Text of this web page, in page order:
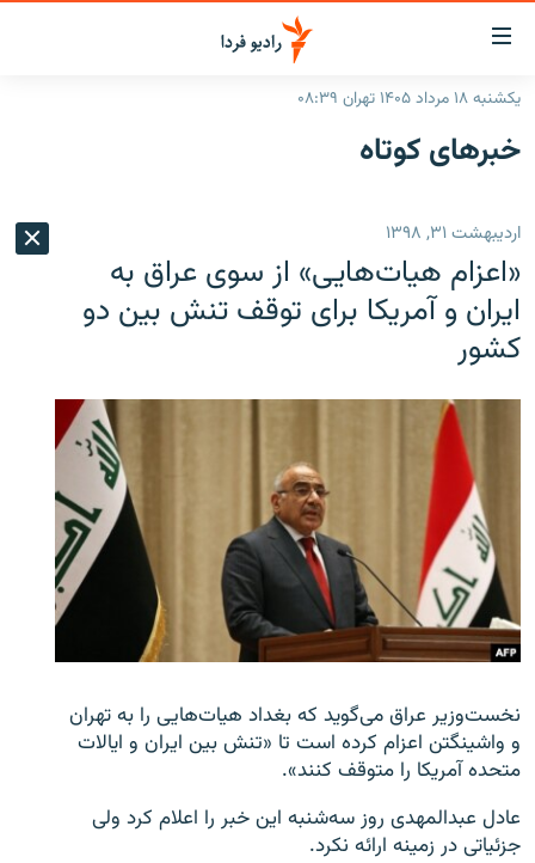
لینک‌های
قابلیت
دسترسی
بازگشت
اصلی
رفتن
صفحه
جستجو
ایران
رادیو
انتخاب کنید و بشنوید
برنامه‌های رادیویی
پادکست
چندرسانه‌ای
گزارش‌های ویدئویی
English
به ما بپیوندید
یکشنبه ۱۸ مرداد ۱۴۰۵ تهران ۰۸:۳۹
خبرهای کوتاه
اردیبهشت ۳۱, ۱۳۹۸
«اعزام هیات‌هایی» از سوی عراق به
ایران و آمریکا برای توقف تنش بین دو
کشور
نخست‌وزیر عراق می‌گوید که بغداد هیات‌هایی را به تهران
و واشینگتن اعزام کرده است تا «تنش بین ایران و ایالات
متحده آمریکا را متوقف کنند».
عادل عبدالمهدی روز سه‌شنبه این خبر را اعلام کرد ولی
جزئیاتی در زمینه ارائه نکرد.